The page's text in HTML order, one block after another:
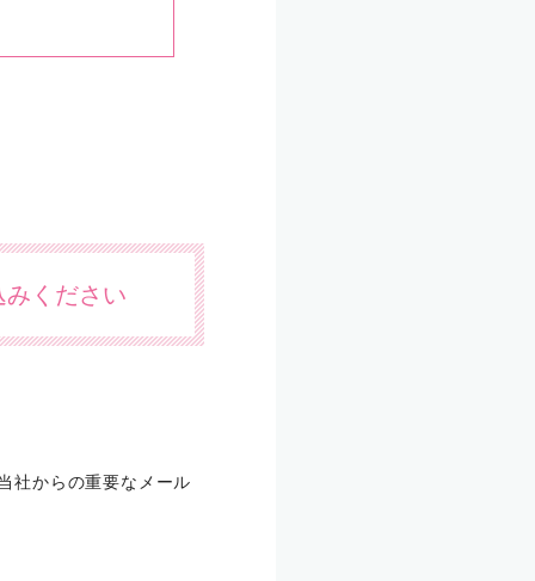
ください
社からの重要なメール